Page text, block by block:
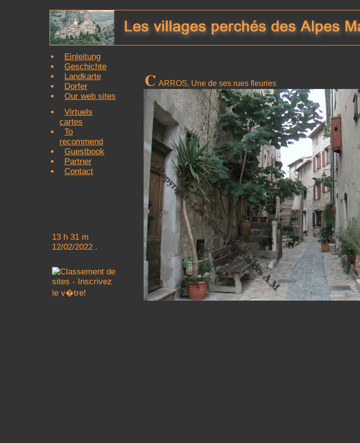
Einleitung
Geschichte
Landkarte
Dorfer
Our web sites
Virtuels
cartes
To
recommend
Guestbook
Partner
Contact
13 h 31 m
12/02/2022 .
C ARROS, Une de ses rues fleuries